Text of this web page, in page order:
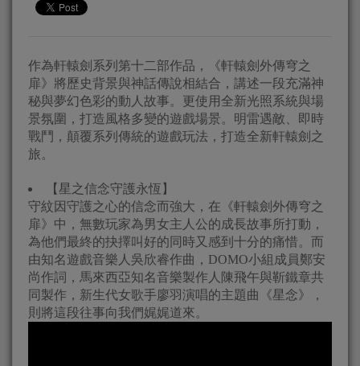
作為軒轅劍系列第十二部作品，《軒轅劍外傳穹之
扉》將歷史背景與神話傳說相結合，講述一段充滿神
秘與夢幻色彩的動人故事。更使用全新光照系統與場
景氛圍，打造風格多變的遊戲場景。明雷遇敵、即時
戰鬥，顛覆系列傳統的遊戲玩法，打造全新軒轅劍之
旅。
【星之信念守護永恆】
守紋因守護之心的信念而強大，在《軒轅劍外傳穹之
扉》中，無數玩家為男女主人公的成長故事所打動，
為他們最終的抉擇叫好的同時又感到十分的痛惜。而
由知名遊戲音樂人吳欣睿作曲，DOMO小組成員鄭安
尚作詞，馬來西亞知名音樂製作人陳飛午與靳鐵章共
同製作，新生代女歌手廖羽演唱的主題曲《星念》，
則將這段往事向我們娓娓道來。